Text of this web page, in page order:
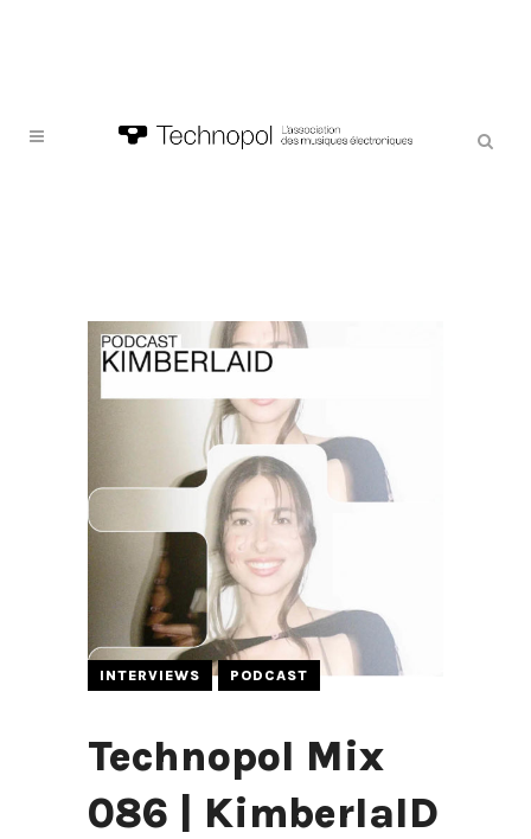
INTERVIEWS PODCAST
Technopol Mix
086 | KimberlaID